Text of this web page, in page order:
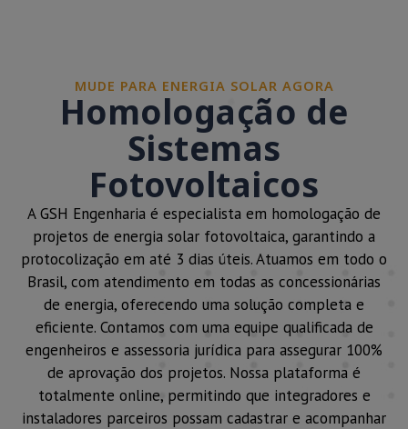
MUDE PARA ENERGIA SOLAR AGORA
Homologação de
Sistemas
Fotovoltaicos
A GSH Engenharia é especialista em homologação de
projetos de energia solar fotovoltaica, garantindo a
protocolização em até 3 dias úteis. Atuamos em todo o
Brasil, com atendimento em todas as concessionárias
de energia, oferecendo uma solução completa e
eficiente. Contamos com uma equipe qualificada de
engenheiros e assessoria jurídica para assegurar 100%
de aprovação dos projetos. Nossa plataforma é
totalmente online, permitindo que integradores e
instaladores parceiros possam cadastrar e acompanhar